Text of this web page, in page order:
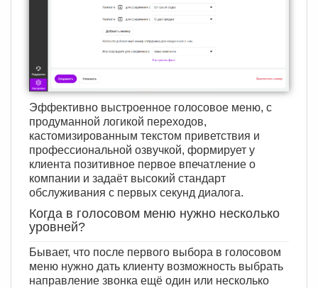
Эффективно выстроенное голосовое меню, с
продуманной логикой переходов,
кастомизированным текстом приветствия и
профессиональной озвучкой, формирует у
клиента позитивное первое впечатление о
компании и задаёт высокий стандарт
обслуживания с первых секунд диалога.
Когда в голосовом меню нужно несколько
уровней?
Бывает, что после первого выбора в голосовом
меню нужно дать клиенту возможность выбрать
направление звонка ещё один или несколько